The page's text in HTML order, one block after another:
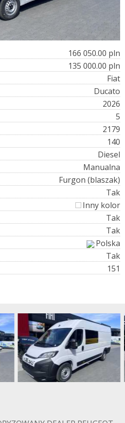
166 050.00 pln
135 000.00 pln
Fiat
Ducato
2026
5
2179
140
Diesel
Manualna
Furgon (blaszak)
Tak
Inny kolor
Tak
Tak
Polska
Tak
151